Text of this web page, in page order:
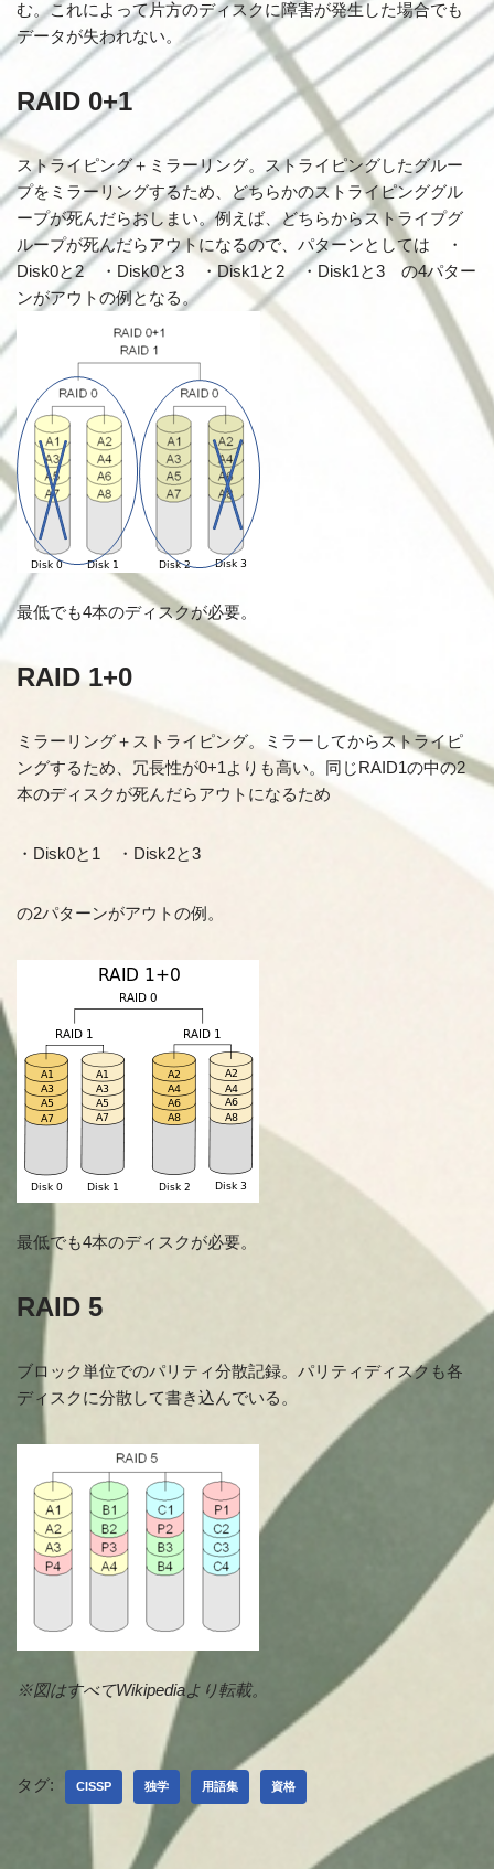
む。これによって片方のディスクに障害が発生した場合でも
データが失われない。
RAID 0+1
ストライピング＋ミラーリング。ストライピングしたグルー
プをミラーリングするため、どちらかのストライピンググル
ープが死んだらおしまい。例えば、どちらからストライプグ
ループが死んだらアウトになるので、パターンとしては ・
Disk0と2 ・Disk0と3 ・Disk1と2 ・Disk1と3 の4パター
ンがアウトの例となる。
最低でも4本のディスクが必要。
RAID 1+0
ミラーリング＋ストライピング。ミラーしてからストライピ
ングするため、冗長性が0+1よりも高い。同じRAID1の中の2
本のディスクが死んだらアウトになるため
・Disk0と1 ・Disk2と3
の2パターンがアウトの例。
最低でも4本のディスクが必要。
RAID 5
ブロック単位でのパリティ分散記録。パリティディスクも各
ディスクに分散して書き込んでいる。
※図はすべてWikipediaより転載。
タグ: CISSP 独学 用語集 資格